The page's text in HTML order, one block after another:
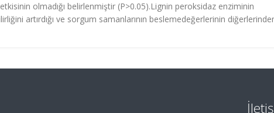
olmadığı belirlenmiştir (P>0.05).Lignin peroksidaz enziminin
artırdığı ve sorgum samanlarının beslemedeğerlerinin